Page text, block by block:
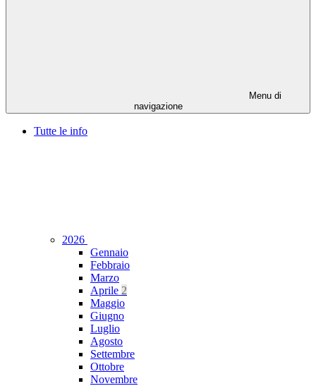
Menu di
navigazione
Tutte le info
2026
Gennaio
Febbraio
Marzo
Aprile 2
Maggio
Giugno
Luglio
Agosto
Settembre
Ottobre
Novembre